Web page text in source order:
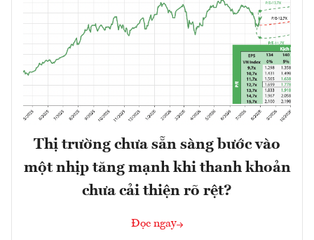
Thị trường chưa sẵn sàng bước vào
một nhịp tăng mạnh khi thanh khoản
chưa cải thiện rõ rệt?
Đọc ngay